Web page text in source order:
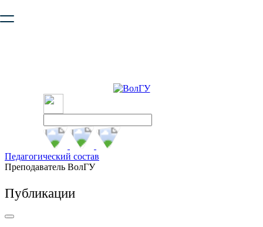
безопасную работу с сайтом. Пожалуйста
Педагогический состав
Преподаватель ВолГУ
Публикации